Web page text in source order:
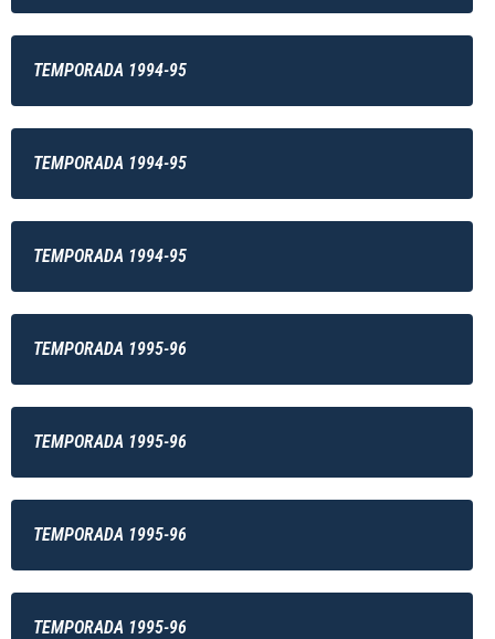
TEMPORADA 1994-95
TEMPORADA 1994-95
TEMPORADA 1994-95
TEMPORADA 1995-96
TEMPORADA 1995-96
TEMPORADA 1995-96
TEMPORADA 1995-96